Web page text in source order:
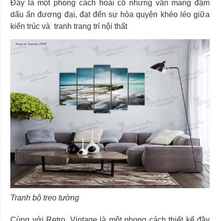
Đây là một phong cách hoài cổ nhưng vẫn mang đậm
dấu ấn đương đại, đạt đến sự hòa quyện khéo léo giữa
kiến trúc và tranh trang trí nội thất
Tranh bộ treo tường